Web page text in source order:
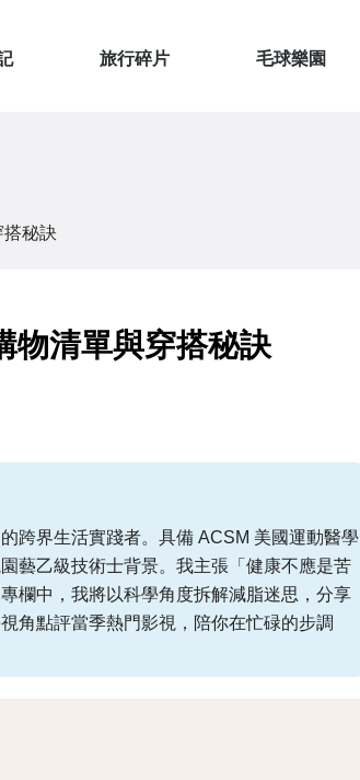
旅行碎片 毛球樂園
搭秘訣
物清單與穿搭秘訣
跨界生活實踐者。具備 ACSM 美國運動醫學
藝乙級技術士背景。我主張「健康不應是苦
欄中，我將以科學角度拆解減脂迷思，分享
角點評當季熱門影視，陪你在忙碌的步調